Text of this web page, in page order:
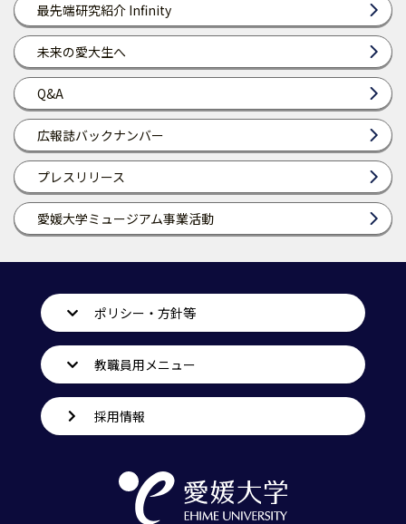
最先端研究紹介 Infinity
未来の愛大生へ
Q&A
広報誌バックナンバー
プレスリリース
愛媛大学ミュージアム事業活動
ポリシー・方針等
教職員用メニュー
採用情報